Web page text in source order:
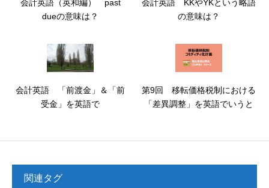
会計英語（英和編） past
dueの意味は？
会計英語 KKやYKという略語
の意味は？
会計英語 「前渡金」＆「前
受金」を英語で
第9回 移転価格税制における
「差異調整」を英語でいうと
関連タグ